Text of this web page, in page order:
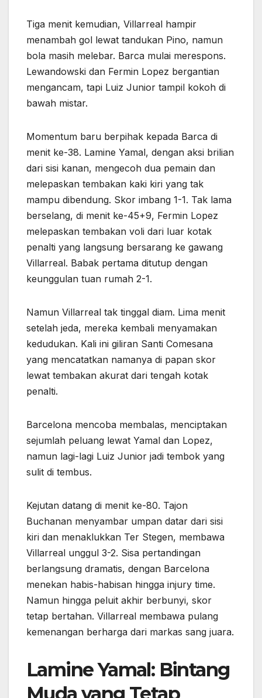
Tiga menit kemudian, Villarreal hampir
menambah gol lewat tandukan Pino, namun
bola masih melebar. Barca mulai merespons.
Lewandowski dan Fermin Lopez bergantian
mengancam, tapi Luiz Junior tampil kokoh di
bawah mistar.
Momentum baru berpihak kepada Barca di
menit ke-38. Lamine Yamal, dengan aksi brilian
dari sisi kanan, mengecoh dua pemain dan
melepaskan tembakan kaki kiri yang tak
mampu dibendung. Skor imbang 1-1. Tak lama
berselang, di menit ke-45+9, Fermin Lopez
melepaskan tembakan voli dari luar kotak
penalti yang langsung bersarang ke gawang
Villarreal. Babak pertama ditutup dengan
keunggulan tuan rumah 2-1.
Namun Villarreal tak tinggal diam. Lima menit
setelah jeda, mereka kembali menyamakan
kedudukan. Kali ini giliran Santi Comesana
yang mencatatkan namanya di papan skor
lewat tembakan akurat dari tengah kotak
penalti.
Barcelona mencoba membalas, menciptakan
sejumlah peluang lewat Yamal dan Lopez,
namun lagi-lagi Luiz Junior jadi tembok yang
sulit di tembus.
Kejutan datang di menit ke-80. Tajon
Buchanan menyambar umpan datar dari sisi
kiri dan menaklukkan Ter Stegen, membawa
Villarreal unggul 3-2. Sisa pertandingan
berlangsung dramatis, dengan Barcelona
menekan habis-habisan hingga injury time.
Namun hingga peluit akhir berbunyi, skor
tetap bertahan. Villarreal membawa pulang
kemenangan berharga dari markas sang juara.
Lamine Yamal: Bintang